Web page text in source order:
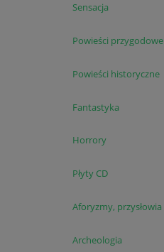
Sensacja
Powieści przygodowe
Powieści historyczne
Fantastyka
Horrory
Płyty CD
Aforyzmy, przysłowia
Archeologia